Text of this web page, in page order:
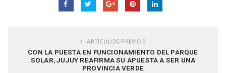
ARTÍCULOS PREVIOS
CON LA PUESTA EN FUNCIONAMIENTO DEL PARQUE
SOLAR, JUJUY REAFIRMA SU APUESTA A SER UNA
PROVINCIA VERDE